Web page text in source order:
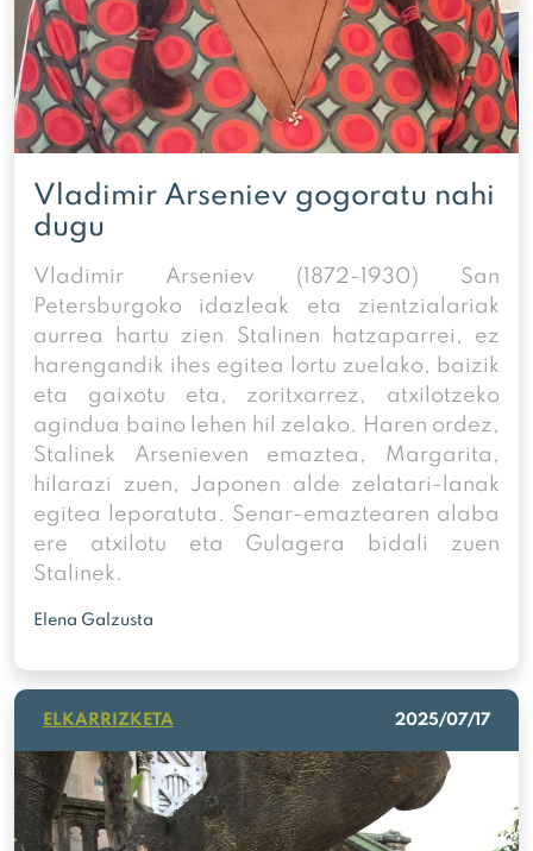
Vladimir Arseniev gogoratu nahi
dugu
Vladimir Arseniev (1872-1930) San
Petersburgoko idazleak eta zientzialariak
aurrea hartu zien Stalinen hatzaparrei, ez
harengandik ihes egitea lortu zuelako, baizik
eta gaixotu eta, zoritxarrez, atxilotzeko
agindua baino lehen hil zelako. Haren ordez,
Stalinek Arsenieven emaztea, Margarita,
hilarazi zuen, Japonen alde zelatari-lanak
egitea leporatuta. Senar-emaztearen alaba
ere atxilotu eta Gulagera bidali zuen
Stalinek.
Elena Galzusta
ELKARRIZKETA 2025/07/17